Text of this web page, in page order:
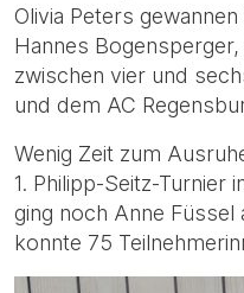
Olivia Peters
Hannes
zwischen vier und
und dem AC
Wenig Zeit zum
1. Philipp-Seitz-
ging noch Anne Füssel
konnte 75